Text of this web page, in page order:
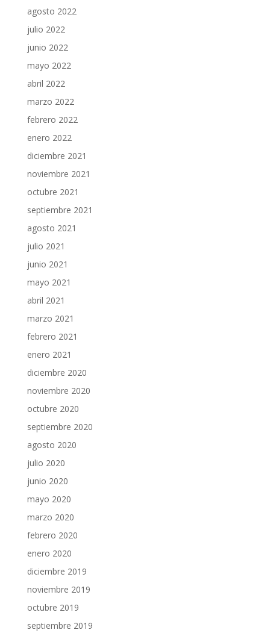
agosto 2022
julio 2022
junio 2022
mayo 2022
abril 2022
marzo 2022
febrero 2022
enero 2022
diciembre 2021
noviembre 2021
octubre 2021
septiembre 2021
agosto 2021
julio 2021
junio 2021
mayo 2021
abril 2021
marzo 2021
febrero 2021
enero 2021
diciembre 2020
noviembre 2020
octubre 2020
septiembre 2020
agosto 2020
julio 2020
junio 2020
mayo 2020
marzo 2020
febrero 2020
enero 2020
diciembre 2019
noviembre 2019
octubre 2019
septiembre 2019